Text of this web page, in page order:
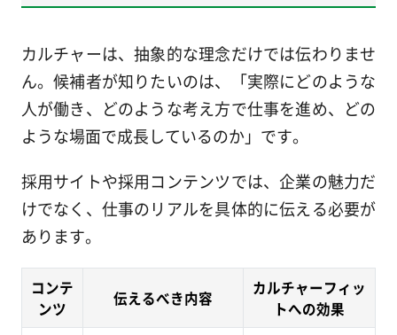
カルチャーは、抽象的な理念だけでは伝わりませ
ん。候補者が知りたいのは、「実際にどのような
人が働き、どのような考え方で仕事を進め、どの
ような場面で成長しているのか」です。
採用サイトや採用コンテンツでは、企業の魅力だ
けでなく、仕事のリアルを具体的に伝える必要が
あります。
コンテ
ンツ
伝えるべき内容
カルチャーフィッ
トへの効果